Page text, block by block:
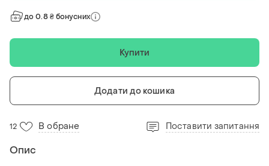
до 0.8 ₴ бонусних
Купити
Додати до кошика
12 В обране Поставити запитання
Опис